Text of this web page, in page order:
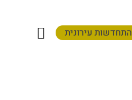
התחדשות עירונית חיפוש